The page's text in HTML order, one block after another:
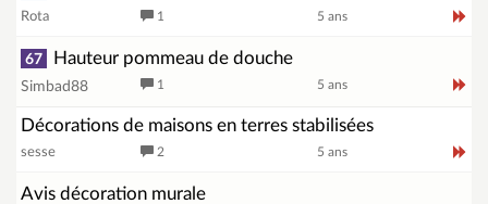
Rota 1 5 ans
67 Hauteur pommeau de douche
Simbad88 1 5 ans
Décorations de maisons en terres stabilisées
sesse 2 5 ans
Avis décoration murale